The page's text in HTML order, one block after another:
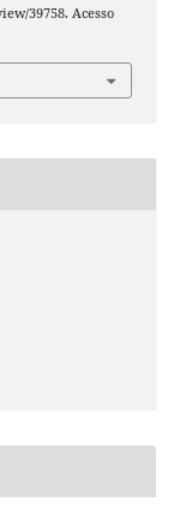
39758. Acesso